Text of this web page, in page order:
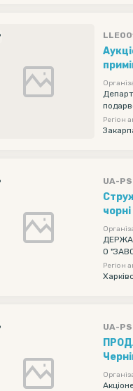
до
Регіон
UA-
О
ЕВА"
Регіон
UA-